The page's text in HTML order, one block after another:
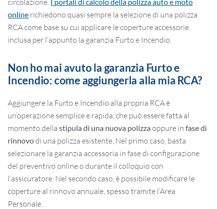
circolazione.
online richiedono quasi sempre la selezione di una polizza
RCA come base su cui applicare le coperture accessorie,
inclusa per l’appunto la garanzia Furto e Incendio.
Non ho mai avuto la garanzia Furto e
Incendio: come aggiungerla alla mia RCA?
Aggiungere la Furto e Incendio alla propria RCA è
un’operazione semplice e rapida, che può essere fatta al
momento della stipula di una nuova polizza oppure in fase di
rinnovodi una polizza esistente. Nel primo caso, basta
selezionare la garanzia accessoria in fase di configurazione
del preventivo online o durante il colloquio con
l’assicuratore. Nel secondo caso, è possibile modificare le
coperture al rinnovo annuale, spesso tramite l’Area
Personale.